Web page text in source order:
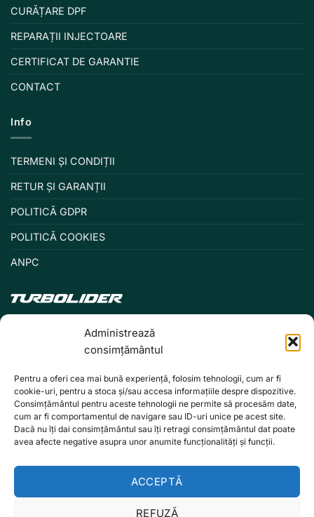
Administrează
consimțământul
Pentru a oferi cea mai bună experiență, folosim tehnologii, cum ar fi
cookie-uri, pentru a stoca și/sau accesa informațiile despre dispozitive.
Consimțământul pentru aceste tehnologii ne permite să procesăm date,
cum ar fi comportamentul de navigare sau ID-uri unice pe acest site.
Dacă nu îți dai consimțământul sau îți retragi consimțământul dat poate
avea afecte negative asupra unor anumite funcționalități și funcții.
ACCEPTĂ
REFUZĂ
CURĂȚARE DPF
REPARAȚII INJECTOARE
CERTIFICAT DE GARANTIE
CONTACT
Info
TERMENI ȘI CONDIȚII
RETUR ȘI GARANȚII
POLITICĂ GDPR
POLITICĂ COOKIES
ANPC